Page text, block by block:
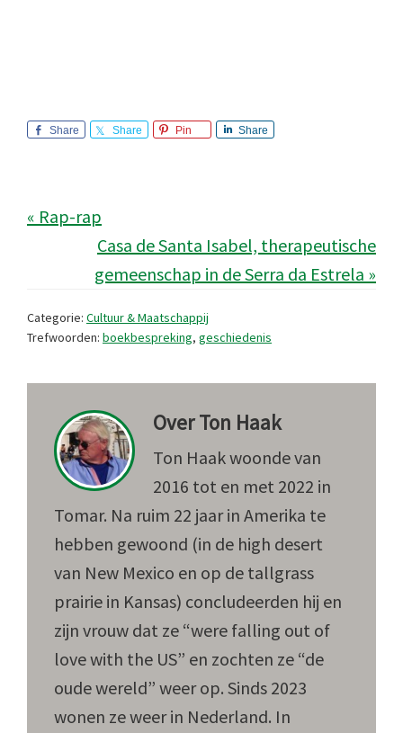
Share Share Pin Share
« Rap-rap
Casa de Santa Isabel, therapeutische
gemeenschap in de Serra da Estrela »
Categorie: Cultuur & Maatschappij
Trefwoorden: boekbespreking, geschiedenis
OverTon Haak
Ton Haak woonde van
2016 tot en met 2022 in
Tomar. Na ruim 22 jaar in Amerika te
hebben gewoond (in de high desert
van New Mexico en op de tallgrass
prairie in Kansas) concludeerden hij en
zijn vrouw dat ze “were falling out of
love with the US” en zochten ze “de
oude wereld” weer op. Sinds 2023
wonen ze weer in Nederland. In